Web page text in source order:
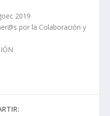
2019
por la Colaboración y